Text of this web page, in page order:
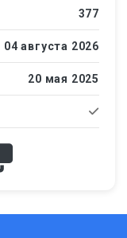
377
04 августа 2026
20 мая 2025